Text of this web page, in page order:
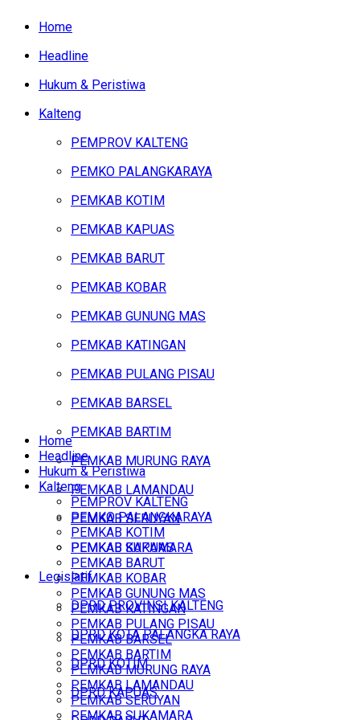
Home
Headline
Hukum & Peristiwa
Kalteng
PEMPROV KALTENG
PEMKO PALANGKARAYA
PEMKAB KOTIM
PEMKAB KAPUAS
PEMKAB BARUT
PEMKAB KOBAR
PEMKAB GUNUNG MAS
PEMKAB KATINGAN
PEMKAB PULANG PISAU
PEMKAB BARSEL
PEMKAB BARTIM
PEMKAB MURUNG RAYA
PEMKAB LAMANDAU
PEMKAB SERUYAN
PEMKAB SUKAMARA
Legislatif
DPRD PROVINSI KALTENG
DPRD KOTA PALANGKA RAYA
DPRD KOTIM
DPRD KAPUAS
Home
Headline
Hukum & Peristiwa
Kalteng
PEMPROV KALTENG
PEMKO PALANGKARAYA
PEMKAB KOTIM
PEMKAB KAPUAS
PEMKAB BARUT
PEMKAB KOBAR
PEMKAB GUNUNG MAS
PEMKAB KATINGAN
PEMKAB PULANG PISAU
PEMKAB BARSEL
PEMKAB BARTIM
PEMKAB MURUNG RAYA
PEMKAB LAMANDAU
PEMKAB SERUYAN
PEMKAB SUKAMARA